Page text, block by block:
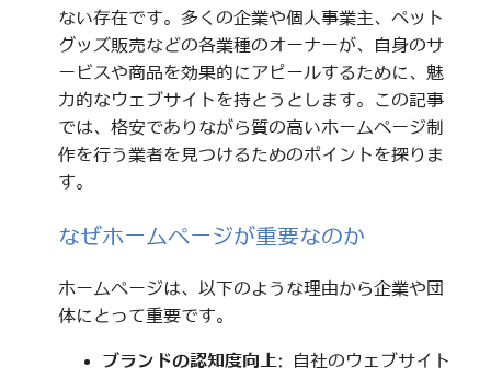
ない存在です。多くの企業や個人事業主、ペット
グッズ販売などの各業種のオーナーが、自身のサ
ービスや商品を効果的にアピールするために、魅
力的なウェブサイトを持とうとします。この記事
では、格安でありながら質の高いホームページ制
作を行う業者を見つけるためのポイントを探りま
す。
なぜホームページが重要なのか
ホームページは、以下のような理由から企業や団
体にとって重要です。
ブランドの認知度向上: 自社のウェブサイト